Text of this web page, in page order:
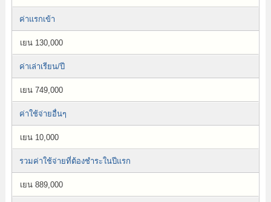
ค่าแรกเข้า
เยน 130,000
ค่าเล่าเรียน/ปี
เยน 749,000
ค่าใช้จ่ายอื่นๆ
เยน 10,000
รวมค่าใช้จ่ายที่ต้องชำระในปีแรก
เยน 889,000